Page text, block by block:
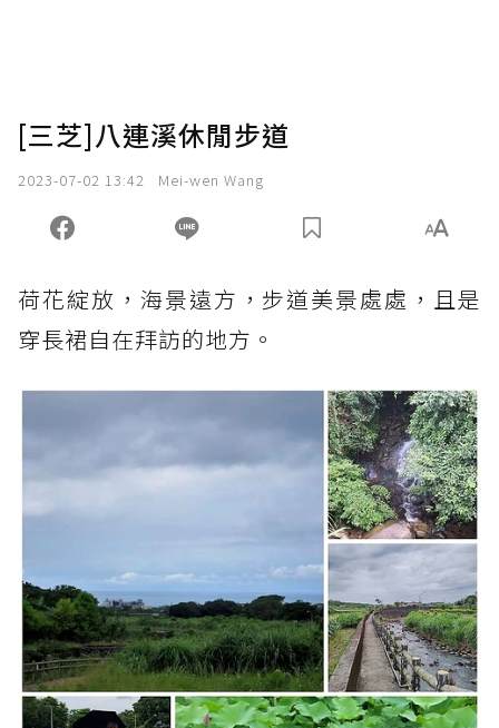
[三芝]八連溪休閒步道
2023-07-02 13:42 Mei-wen Wang
荷花綻放，海景遠方，步道美景處處，且是
穿長裙自在拜訪的地方。